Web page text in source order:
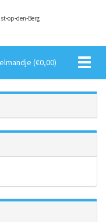
op-den-Berg
(€0,00)